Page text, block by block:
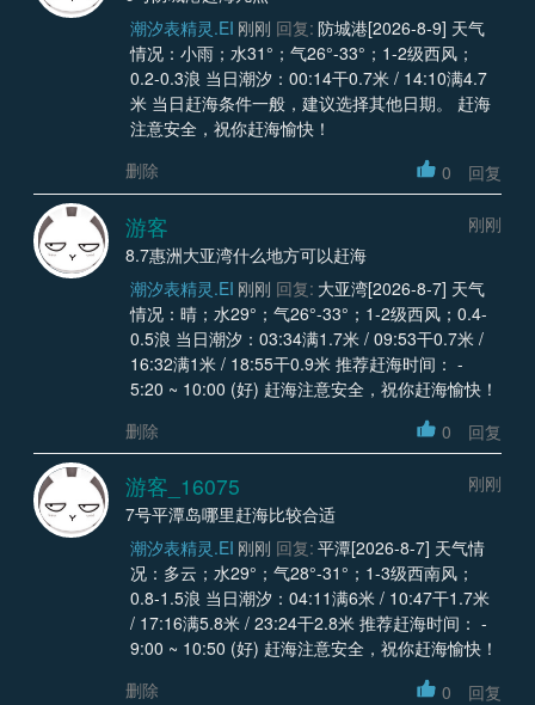
潮汐表精灵.EI 刚刚 回复: 防城港[2026-8-9] 天气
情况：小雨；水31°；气26°-33°；1-2级西风；
0.2-0.3浪 当日潮汐：00:14干0.7米 / 14:10满4.7
米 当日赶海条件一般，建议选择其他日期。 赶海
注意安全，祝你赶海愉快！
删除
0 回复
游客
刚刚
8.7惠洲大亚湾什么地方可以赶海
潮汐表精灵.EI 刚刚 回复: 大亚湾[2026-8-7] 天气
情况：晴；水29°；气26°-33°；1-2级西风；0.4-
0.5浪 当日潮汐：03:34满1.7米 / 09:53干0.7米 /
16:32满1米 / 18:55干0.9米 推荐赶海时间： -
5:20 ~ 10:00 (好) 赶海注意安全，祝你赶海愉快！
删除
0 回复
游客_16075
刚刚
7号平潭岛哪里赶海比较合适
潮汐表精灵.EI 刚刚 回复: 平潭[2026-8-7] 天气情
况：多云；水29°；气28°-31°；1-3级西南风；
0.8-1.5浪 当日潮汐：04:11满6米 / 10:47干1.7米
/ 17:16满5.8米 / 23:24干2.8米 推荐赶海时间： -
9:00 ~ 10:50 (好) 赶海注意安全，祝你赶海愉快！
删除
0 回复